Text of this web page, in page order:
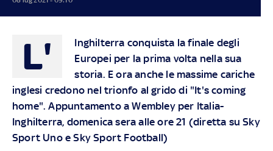
L'
Inghilterra conquista la finale degli
Europei per la prima volta nella sua
storia. E ora anche le massime cariche
inglesi credono nel trionfo al grido di "It's coming
home". Appuntamento a Wembley per Italia-
Inghilterra, domenica sera alle ore 21 (diretta su Sky
Sport Uno e Sky Sport Football)